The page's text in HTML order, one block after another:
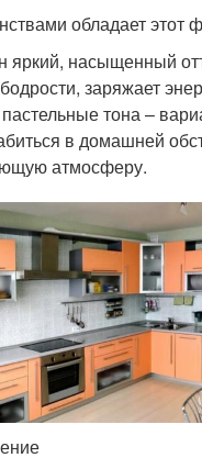
обладает этот
яркий, насыщенный
заряжает
тона –
в домашней
атмосферу.